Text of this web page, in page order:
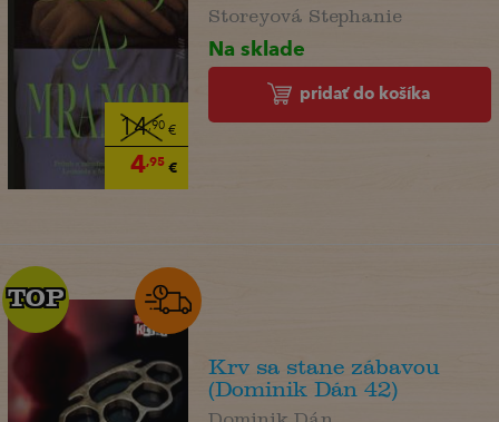
14,90€
4,95€
Storeyová Stephanie
Na sklade
pridať do košíka
TOP
TOP
Krv sa stane zábavou
(Dominik Dán 42)
Dominik Dán